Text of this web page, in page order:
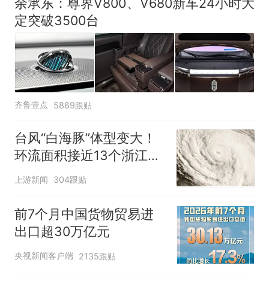
定突破3500台
齐鲁壹点 5869跟贴
台风“白海豚”体型变大！
环流面积接近13个浙江那
么大
上游新闻 304跟贴
前7个月中国货物贸易进
出口超30万亿元
央视新闻客户端 2135跟贴